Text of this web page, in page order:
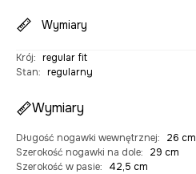
Wymiary
Krój: regular fit
Stan: regularny
Wymiary
Długość nogawki wewnętrznej:
26 cm
Szerokość nogawki na dole:
29 cm
Szerokość w pasie:
42,5 cm